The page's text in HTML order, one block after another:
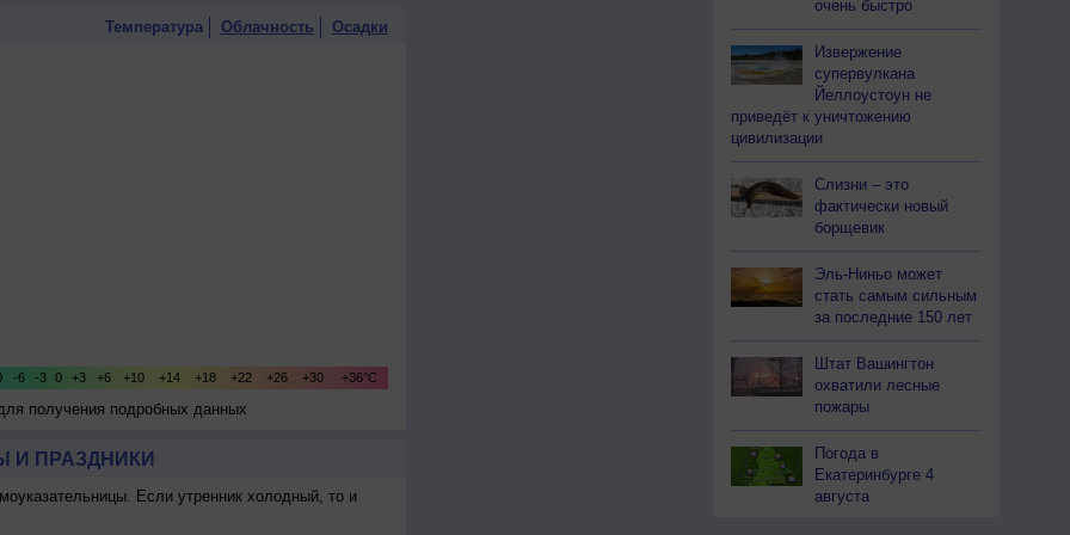
Температура Облачность Осадки
получения подробных данных
И ПРАЗДНИКИ
Если утренник холодный, то и
очень быстро
Извержение
супервулкана
Йеллоустоун не
приведёт к уничтожению
цивилизации
Слизни – это
фактически новый
борщевик
Эль-Ниньо может
стать самым сильным
за последние 150 лет
Штат Вашингтон
охватили лесные
пожары
Погода в
Екатеринбурге 4
августа